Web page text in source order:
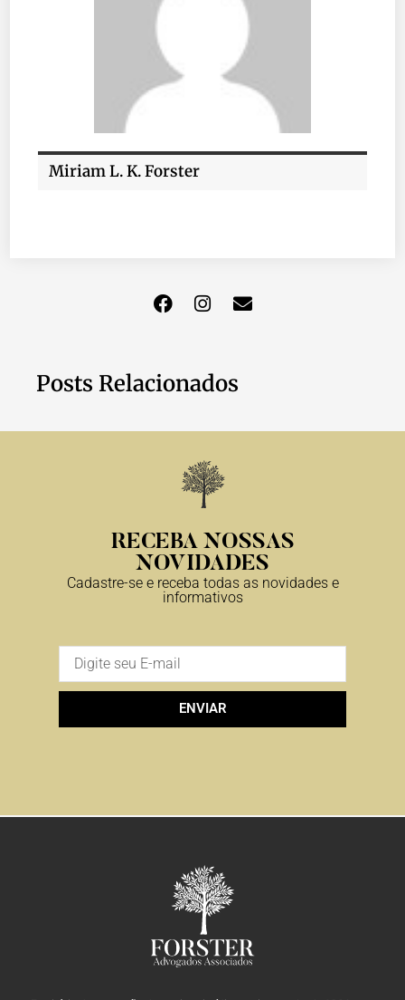
Miriam L. K. Forster
Posts Relacionados
RECEBA NOSSAS
NOVIDADES
Cadastre-se e receba todas as novidades e
informativos
ENVIAR